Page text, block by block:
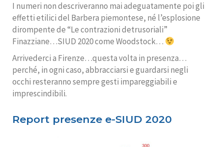
I numeri non descriveranno mai adeguatamente poi gli
effetti etilici del Barbera piemontese, né l’esplosione
dirompente de “Le contrazioni detrusoriali”
Finazziane…SIUD 2020 come Woodstock…
Arrivederci a Firenze…questa volta in presenza…
perché, in ogni caso, abbracciarsi e guardarsi negli
occhi resteranno sempre gesti impareggiabili e
imprescindibili.
Report presenze e-SIUD 2020